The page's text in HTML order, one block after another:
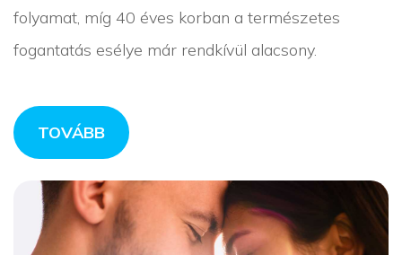
folyamat, míg 40 éves korban a természetes
fogantatás esélye már rendkívül alacsony.
TOVÁBB